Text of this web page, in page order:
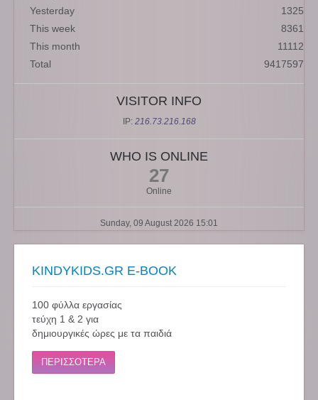
Yesterday
1325
This week
8361
This month
11112
Total
9417597
VISITOR INFO
IP: 216.73.216.168
WHO IS ONLINE
27
Online
Sunday, 09 August 2026 15:01
KINDYKIDS.GR E-BOOK
100 φύλλα εργασίας
τεύχη 1 & 2 για
δημιουργικές ώρες με τα παιδιά
ΠΕΡΙΣΣΟΤΕΡΑ